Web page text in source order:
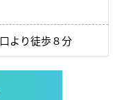
り徒歩８分